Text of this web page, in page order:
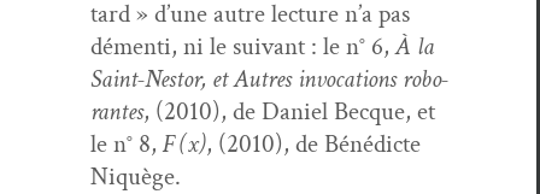
tard » d’une autre lec­ture n’a pas
démen­ti, ni le suiv­ant : le n° 6,À la
Saint-Nestor, et Autres invo­ca­tions rob­o­
rantes, (2010), de Daniel Becque, et
le n° 8, F (x), (2010), de Béné­dicte
Niquège.